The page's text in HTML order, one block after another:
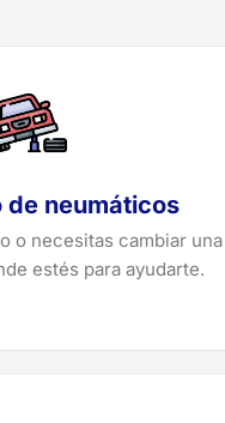
de neumáticos
o necesitas cambiar una
estés para ayudarte.